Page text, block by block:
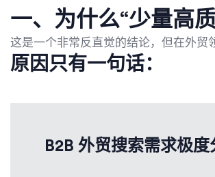
一、为什么“少量高
这是一个非常反直觉的结论，但在外贸
原因只有一句话：
B2B 外贸搜索需求极度